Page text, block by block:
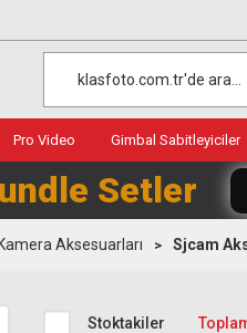
Pro Video Gimbal Sabitleyiciler
Setler
Aksesuarları Sjcam
Stoktakiler